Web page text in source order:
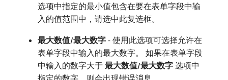
​选项中指定的最小值包含在要在表单字段中输
入的值范围中，请选中此复选框。
最大数值/最大数字 - 使用此选项可选择允许在
表单字段中输入的最大数字。 如果在表单字段
中输入的数字大于​ 最大数值/最大数字 ​选项中
指定的数字，则会出现错误消息。